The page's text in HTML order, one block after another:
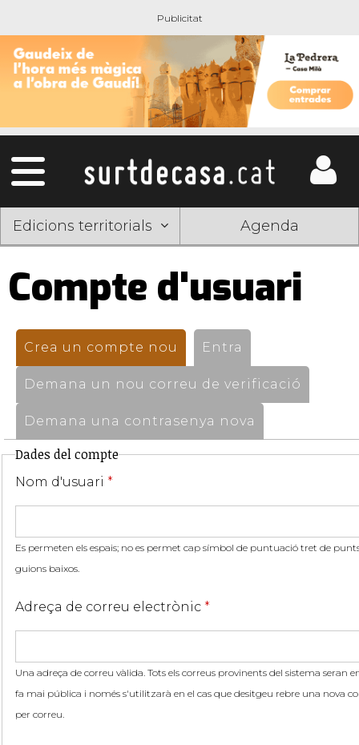
Edicions territorials Agenda
Compte d'usuari
Pestanyes
primàries
Crea un compte nou (pestanya activa)
Entra
Demana un nou correu de verificació
Demana una contrasenya nova
Dades del compte
Nom d'usuari *
Es permeten els espais; no es permet cap símbol de puntuació tret de
guions baixos.
Adreça de correu electrònic *
Una adreça de correu vàlida. Tots els correus provinents del sistema seran
fa mai pública i només s'utilitzarà en el cas que desitgeu rebre una nova
per correu.